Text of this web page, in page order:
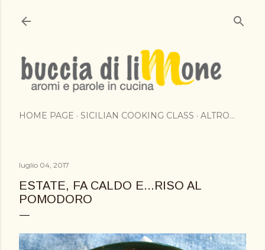
HOME PAGE SICILIAN COOKING CLASS ALTRO…
luglio 04, 2017
ESTATE, FA CALDO E...RISO AL
POMODORO